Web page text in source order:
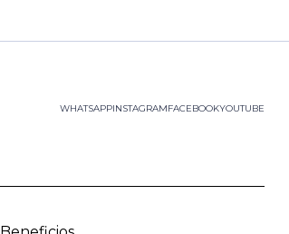
WHATSAPP FACEBOOKYOUTUBE
INSTAGRAM